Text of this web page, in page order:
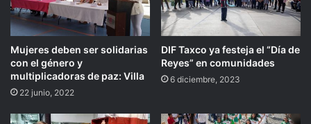
Mujeres deben ser solidarias
con el género y
multiplicadoras de paz: Villa
22 junio, 2022
DIF Taxco ya festeja el “Día de
Reyes” en comunidades
6 diciembre, 2023